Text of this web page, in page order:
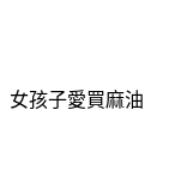
女孩子愛買麻油